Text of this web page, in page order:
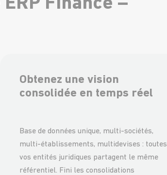
Finance –
Obtenez une vision
consolidée en temps réel
Base de données unique, multi-sociétés,
multi-établissements, multidevises : toutes
vos entités juridiques partagent le même
référentiel. Fini les consolidations